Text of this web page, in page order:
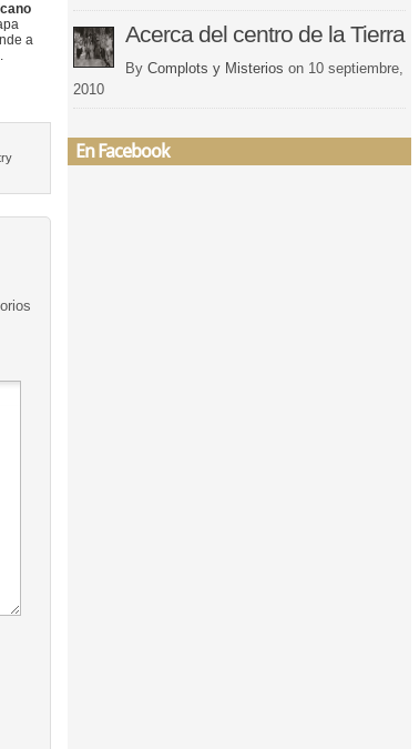
a
Acerca del centro de la Tierra
By Complots y Misterios on 10 septiembre,
2010
En Facebook